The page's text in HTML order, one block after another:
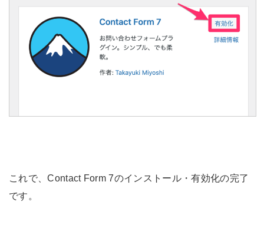
これで、Contact Form 7のインストール・有効化の完了
です。